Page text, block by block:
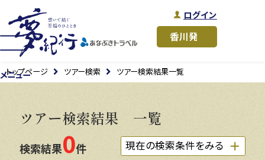
ログイン
メニュー
トップページ ツアー検索 ツアー検索結果一覧
ツアー検索結果 一覧
検索結果0件 現在の検索条件をみる